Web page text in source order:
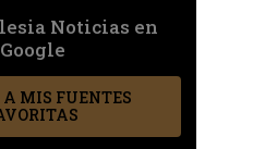
Noticias en
Google
MIS FUENTES